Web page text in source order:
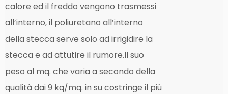
calore ed il freddo vengono trasmessi
all’interno, il poliuretano all’interno
della stecca serve solo ad irrigidire la
stecca e ad attutire il rumore.Il suo
peso al mq. che varia a secondo della
qualità dai 9 kq/mq. in su costringe il più